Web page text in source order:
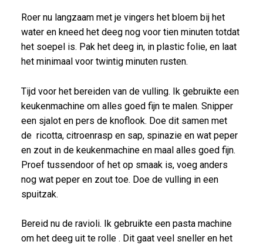
Roer nu langzaam met je vingers het bloem bij het
water en kneed het deeg nog voor tien minuten totdat
het soepel is. Pak het deeg in, in plastic folie, en laat
het minimaal voor twintig minuten rusten.
Tijd voor het bereiden van de vulling. Ik gebruikte een
keukenmachine om alles goed fijn te malen. Snipper
een sjalot en pers de knoflook. Doe dit samen met
de ricotta, citroenrasp en sap, spinazie en wat peper
en zout in de keukenmachine en maal alles goed fijn.
Proef tussendoor of het op smaak is, voeg anders
nog wat peper en zout toe. Doe de vulling in een
spuitzak.
Bereid nu de ravioli. Ik gebruikte een pasta machine
om het deeg uit te rolle . Dit gaat veel sneller en het